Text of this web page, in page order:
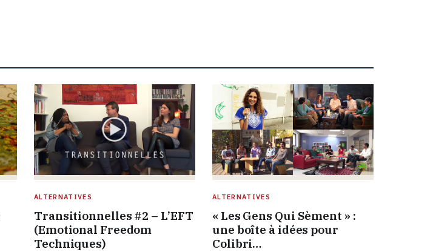
ALTERNATIVES
Transitionnelles #2 – L’EFT
(Emotional Freedom
Techniques)
ALTERNATIVES
« Les Gens Qui Sèment » :
une boîte à idées pour
Colibri…